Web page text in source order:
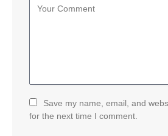
Save my name, email, and
for the next time I comment.